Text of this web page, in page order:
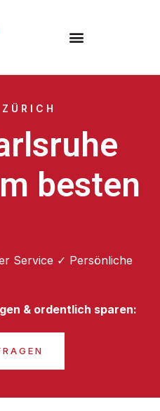
besten
Service ✓ Persönliche
& ordentlich sparen: